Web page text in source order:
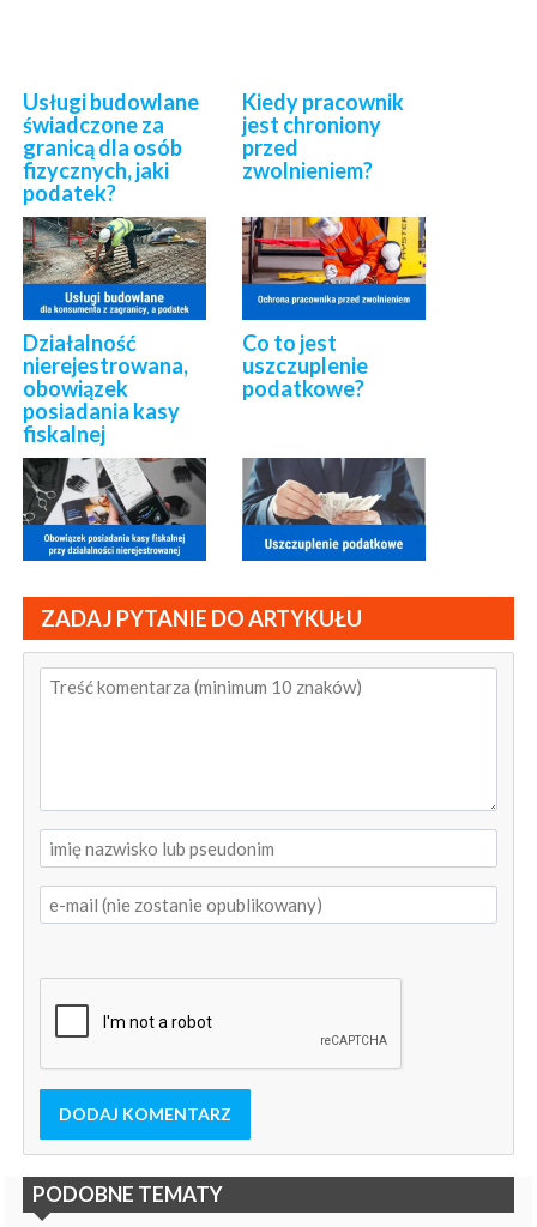
Usługi budowlane
świadczone za
granicą dla osób
fizycznych, jaki
podatek?
Kiedy pracownik
jest chroniony
przed
zwolnieniem?
Działalność
nierejestrowana,
obowiązek
posiadania kasy
fiskalnej
Co to jest
uszczuplenie
podatkowe?
ZADAJ PYTANIE DO ARTYKUŁU
DODAJ KOMENTARZ
PODOBNE TEMATY